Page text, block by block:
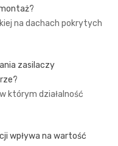
na dachach pokrytych
zasilaczy
którym działalność
wpływa na wartość